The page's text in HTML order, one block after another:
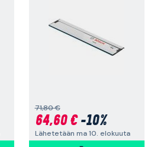
71,80 €
64,60 €-10%
Lähetetään ma 10. elokuuta